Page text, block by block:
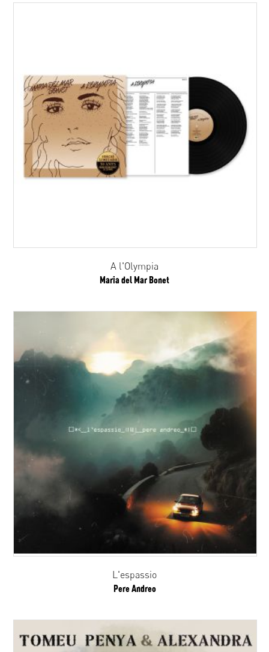
A l'Olympia
Maria del Mar Bonet
L'espassio
Pere Andreo